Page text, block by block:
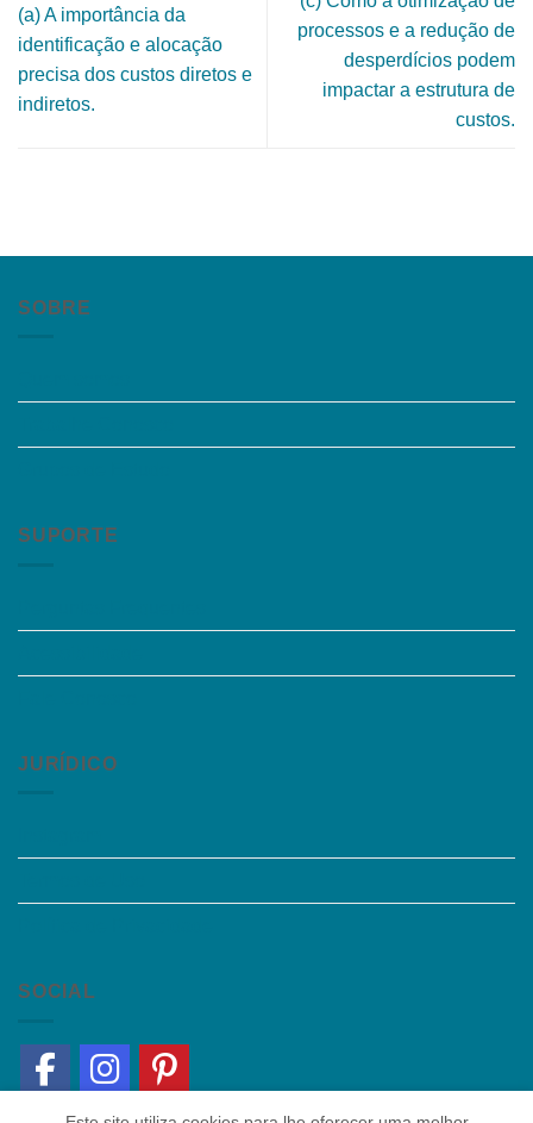
(a) A importância da
identificação e alocação
precisa dos custos diretos e
indiretos.
processos e a redução de
desperdícios podem
impactar a estrutura de
custos.
SOBRE
SUPORTE
JURÍDICO
SOCIAL